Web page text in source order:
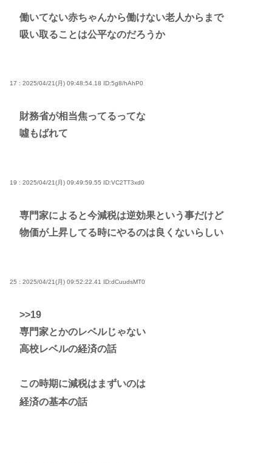
働いてない赤ちゃんから働けない老人からまで
吸い取ることは公平なのだろうか
17 : 2025/04/21(月) 09:48:54.18 ID:5g8/hAhP0
財務省が相当焦ってるってな
噓もばれて
19 : 2025/04/21(月) 09:49:59.55 ID:VC2TT3xd0
専門家によると今減税は逆効果という事だけど
物価が上昇してる時にやるのは良くないらしい
25 : 2025/04/21(月) 09:52:22.41 ID:dCuudsMT0
>>19
専門家とかのレベルじゃない
高校レベルの経済の話
この時期に減税はまずいのは
経済の基本の話